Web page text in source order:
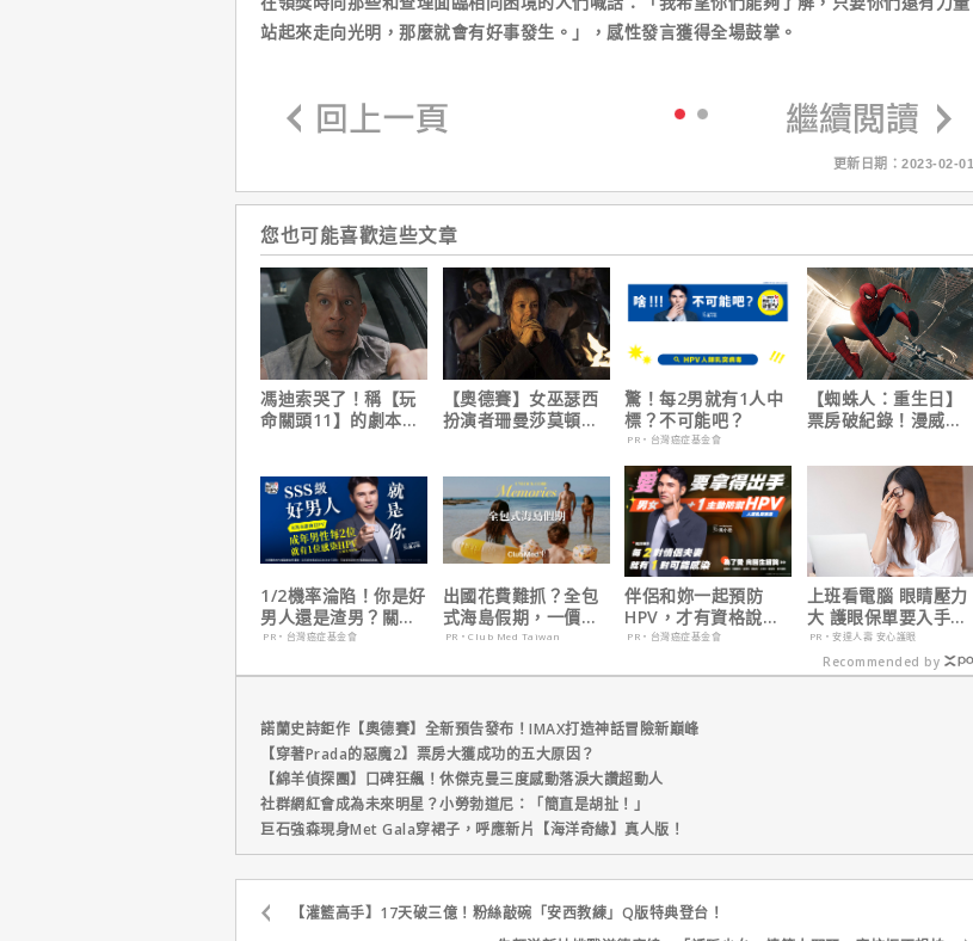
站起來走向光明，那麼就會有好事發生。」，感性發言獲得全場鼓掌。
更新日期：2023-02-01
您也可能喜歡這些文章
馮迪索哭了！稱【玩
命關頭11】的劇本是
【奧德賽】女巫瑟西
扮演者珊曼莎莫頓曝
驚！每2男就有1人中
標？不可能吧？
PR・台灣癌症基金會
【蜘蛛人：重生日】
票房破紀錄！漫威總
讚！
1/2機率淪陷！你是好
男人還是渣男？關鍵
在這
PR・台灣癌症基金會
出國花費難抓？全包
式海島假期，一價搞
定食宿玩樂，省錢更
PR・Club Med Taiwan
伴侶和妳一起預防
HPV，才有資格說愛
妳！
PR・台灣癌症基金會
上班看電腦 眼睛壓力
大 護眼保單要入手
【安心護眼定期眼睛
險】
PR・安達人壽 安心護眼
Recommended by
諾蘭史詩鉅作【奧德賽】全新預告發布！IMAX打造神話冒險新巔峰
【穿著Prada的惡魔2】票房大獲成功的五大原因？
【綿羊偵探團】口碑狂飆！休傑克曼三度感動落淚大讚超動人
社群網紅會成為未來明星？小勞勃道尼：「簡直是胡扯！」
巨石強森現身Met Gala穿裙子，呼應新片【海洋奇緣】真人版！
【灌籃高手】17天破三億！粉絲敲碗「安西教練」Q版特典登台！